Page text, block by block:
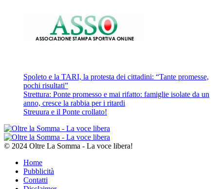
Spoleto e la TARI, la protesta dei cittadini: “Tante promesse,
pochi risultati”
Strettura: Ponte promesso e mai rifatto: famiglie isolate da un
anno, cresce la rabbia per i ritardi
Streuura e il Ponte crollato!
© 2024 Oltre La Somma - La voce libera!
Home
Pubblicità
Contatti